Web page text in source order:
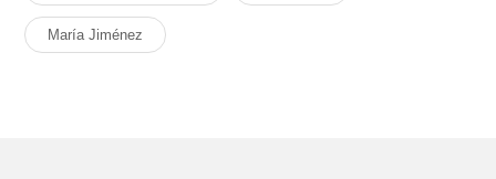
María Jiménez